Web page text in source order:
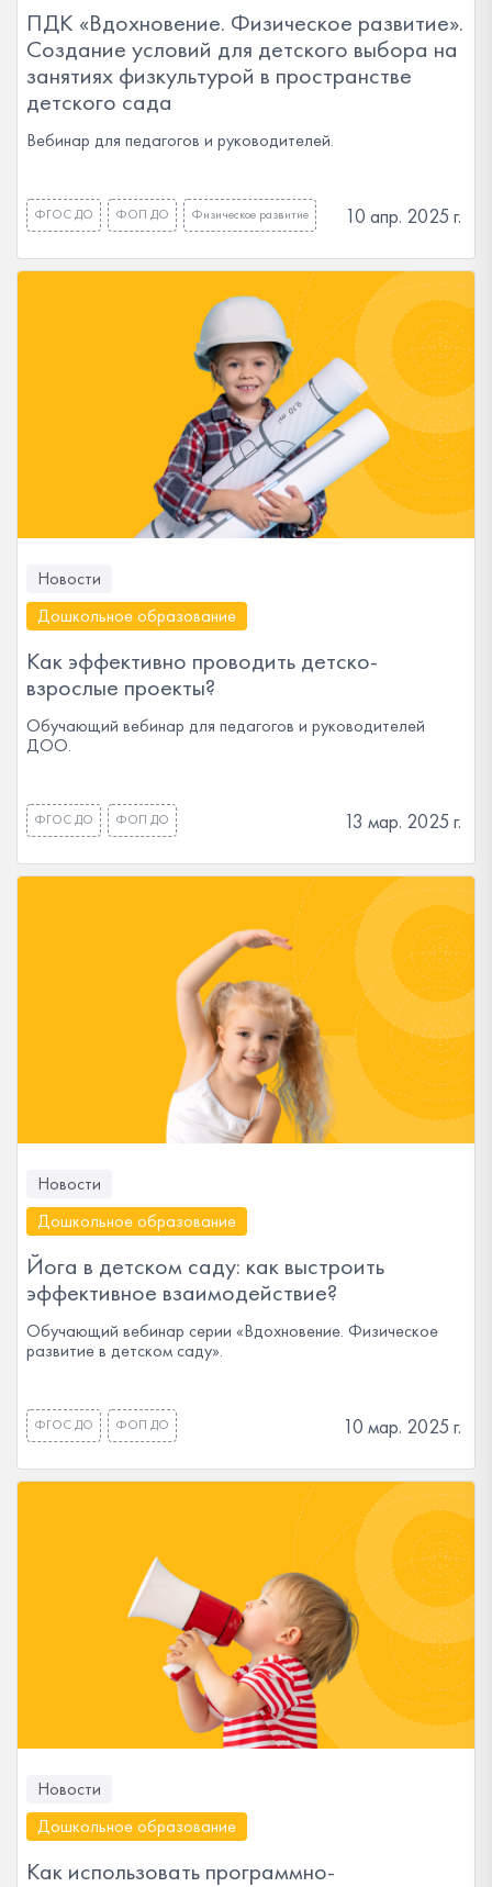
ПДК «Вдохновение. Физическое развитие».
Создание условий для детского выбора на
занятиях физкультурой в пространстве
детского сада
Вебинар для педагогов и руководителей.
ФГОС ДО ФОП ДО Физическое развитие 10 апр. 2025 г.
Новости
Дошкольное образование
Как эффективно проводить детско-
взрослые проекты?
Обучающий вебинар для педагогов и руководителей
ДОО.
ФГОС ДО ФОП ДО 13 мар. 2025 г.
Новости
Дошкольное образование
Йога в детском саду: как выстроить
эффективное взаимодействие?
Обучающий вебинар серии «Вдохновение. Физическое
развитие в детском саду».
ФГОС ДО ФОП ДО 10 мар. 2025 г.
Новости
Дошкольное образование
Как использовать программно-